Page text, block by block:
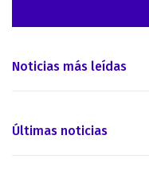
Noticias más leídas
Últimas noticias